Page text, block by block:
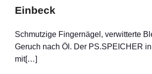
Einbeck
Schmutzige Fingernägel, verwitterte
Geruch nach Öl. Der PS.SPEICHER
mit[…]